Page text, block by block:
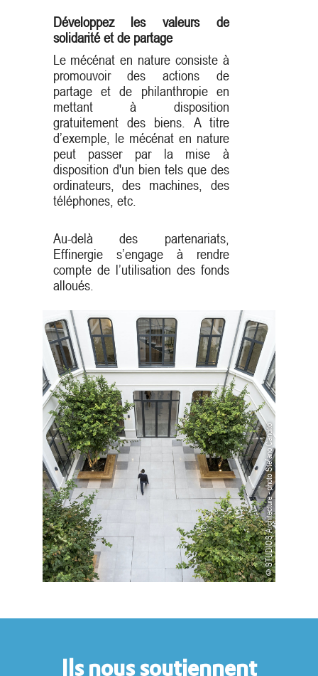
Développez les valeurs de
solidarité et de partage
Le mécénat en nature consiste à
promouvoir des actions de
partage et de philanthropie en
mettant à disposition
gratuitement des biens. A titre
d’exemple, le mécénat en nature
peut passer par la mise à
disposition d'un bien tels que des
ordinateurs, des machines, des
téléphones, etc.
Au-delà des partenariats,
Effinergie s’engage à rendre
compte de l’utilisation des fonds
alloués.
©STUDIOS Architecture - photo Stefano Candito
Ils nous soutiennent